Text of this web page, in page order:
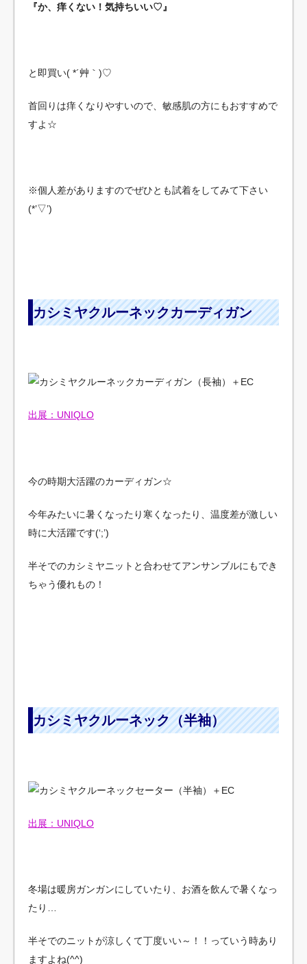
『か、痒くない！気持ちいい♡』
と即買い( *´艸｀)♡
首回りは痒くなりやすいので、敏感肌の方にもおすすめで
すよ☆
※個人差がありますのでぜひとも試着をしてみて下さい
(*’▽’)
カシミヤクルーネックカーディガン
出展：UNIQLO
今の時期大活躍のカーディガン☆
今年みたいに暑くなったり寒くなったり、温度差が激しい
時に大活躍です(‘;’)
半そでのカシミヤニットと合わせてアンサンブルにもでき
ちゃう優れもの！
カシミヤクルーネック（半袖）
出展：UNIQLO
冬場は暖房ガンガンにしていたり、お酒を飲んで暑くなっ
たり…
半そでのニットが涼しくて丁度いい～！！っていう時あり
ますよね(^^)